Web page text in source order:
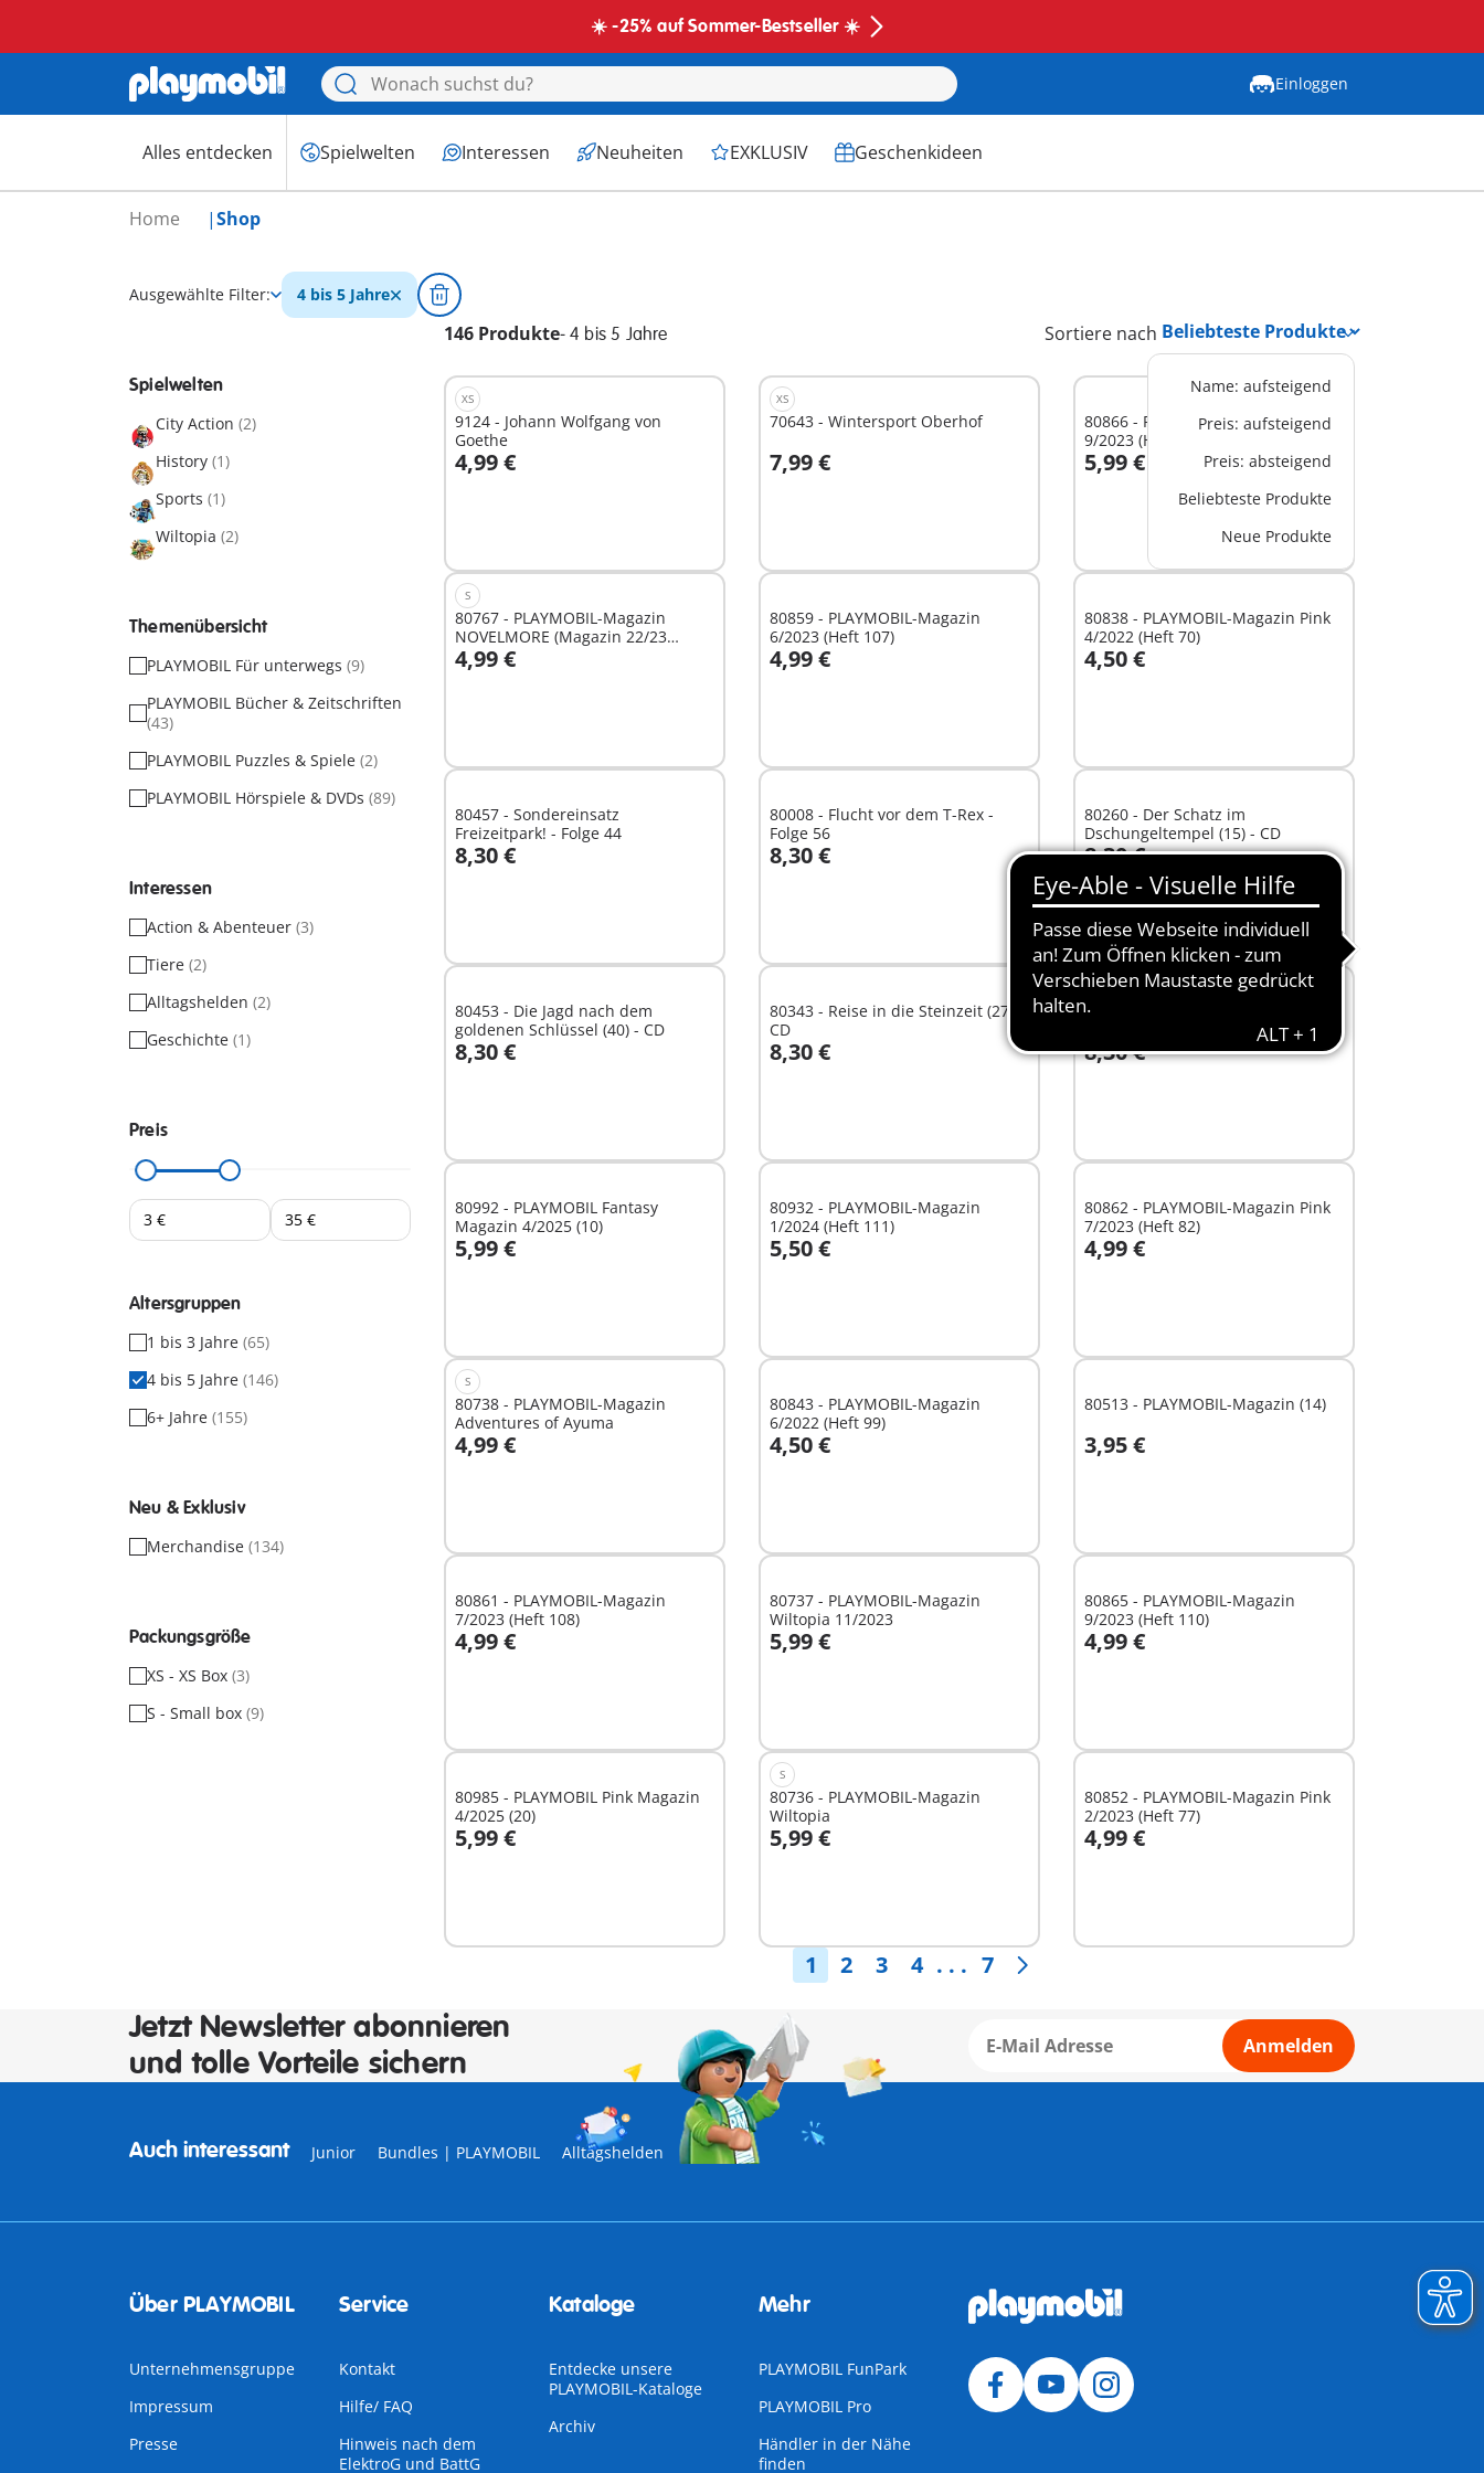
☀️ -25% auf Sommer-Bestseller ☀️
Einloggen
Alles entdecken Spielwelten Interessen Neuheiten EXKLUSIV Geschenkideen
Home Shop
Ausgewählte Filter: 4 bis 5 Jahre
146 Produkte- 4 bis 5 Jahre Sortiere nach
Name: aufsteigend
Preis: aufsteigend
Preis: absteigend
Beliebteste Produkte
Neue Produkte
Spielwelten
City Action (2)
History (1)
Sports (1)
Wiltopia (2)
Themenübersicht
PLAYMOBIL Für unterwegs (9)
PLAYMOBIL Bücher & Zeitschriften
(43)
PLAYMOBIL Puzzles & Spiele (2)
PLAYMOBIL Hörspiele & DVDs (89)
Interessen
Action & Abenteuer (3)
Tiere (2)
Alltagshelden (2)
Geschichte (1)
Preis
Altersgruppen
1 bis 3 Jahre (65)
4 bis 5 Jahre (146)
6+ Jahre (155)
Neu & Exklusiv
Merchandise (134)
Packungsgröße
XS - XS Box (3)
S - Small box (9)
XS
9124 - Johann Wolfgang von
Goethe
4,99 €
In den Warenkorb
XS
70643 - Wintersport Oberhof
7,99 €
In den Warenkorb
80866 - PLAYMOBIL-Magazin Pink
9/2023 (Heft 84)
5,99 €
In den Warenkorb
S
80767 - PLAYMOBIL-Magazin
NOVELMORE (Magazin 22/23
Skelett)
4,99 €
In den Warenkorb
80859 - PLAYMOBIL-Magazin
6/2023 (Heft 107)
4,99 €
In den Warenkorb
80838 - PLAYMOBIL-Magazin Pink
4/2022 (Heft 70)
4,50 €
In den Warenkorb
80457 - Sondereinsatz
Freizeitpark! - Folge 44
8,30 €
In den Warenkorb
80008 - Flucht vor dem T-Rex -
Folge 56
8,30 €
In den Warenkorb
80260 - Der Schatz im
Dschungeltempel (15) - CD
8,30 €
In den Warenkorb
80453 - Die Jagd nach dem
goldenen Schlüssel (40) - CD
8,30 €
In den Warenkorb
80343 - Reise in die Steinzeit (27) -
CD
8,30 €
In den Warenkorb
80245 - Gefahr für den König der
8,30 €
In den Warenkorb
80992 - PLAYMOBIL Fantasy
Magazin 4/2025 (10)
5,99 €
In den Warenkorb
80932 - PLAYMOBIL-Magazin
1/2024 (Heft 111)
5,50 €
In den Warenkorb
80862 - PLAYMOBIL-Magazin Pink
7/2023 (Heft 82)
4,99 €
In den Warenkorb
S
80738 - PLAYMOBIL-Magazin
Adventures of Ayuma
4,99 €
In den Warenkorb
80843 - PLAYMOBIL-Magazin
6/2022 (Heft 99)
4,50 €
In den Warenkorb
80513 - PLAYMOBIL-Magazin (14)
3,95 €
In den Warenkorb
80861 - PLAYMOBIL-Magazin
7/2023 (Heft 108)
4,99 €
In den Warenkorb
80737 - PLAYMOBIL-Magazin
Wiltopia 11/2023
5,99 €
In den Warenkorb
80865 - PLAYMOBIL-Magazin
9/2023 (Heft 110)
4,99 €
In den Warenkorb
80985 - PLAYMOBIL Pink Magazin
4/2025 (20)
5,99 €
In den Warenkorb
S
80736 - PLAYMOBIL-Magazin
Wiltopia
5,99 €
In den Warenkorb
80852 - PLAYMOBIL-Magazin Pink
2/2023 (Heft 77)
4,99 €
In den Warenkorb
1 2 3 4 . . . 7
Jetzt Newsletter abonnieren
und tolle Vorteile sichern
Anmelden
Auch interessant Junior Bundles | PLAYMOBIL Alltagshelden
Über PLAYMOBIL
Unternehmensgruppe
Impressum
Presse
Service
Kontakt
Hilfe/ FAQ
Hinweis nach dem
ElektroG und BattG
Kataloge
Entdecke unsere
PLAYMOBIL-Kataloge
Archiv
Mehr
PLAYMOBIL FunPark
PLAYMOBIL Pro
Händler in der Nähe
finden